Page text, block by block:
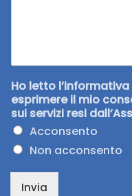
Ho letto
esprimere il mio
sui servizi resi
Acconsento
Non acconsento
Invia